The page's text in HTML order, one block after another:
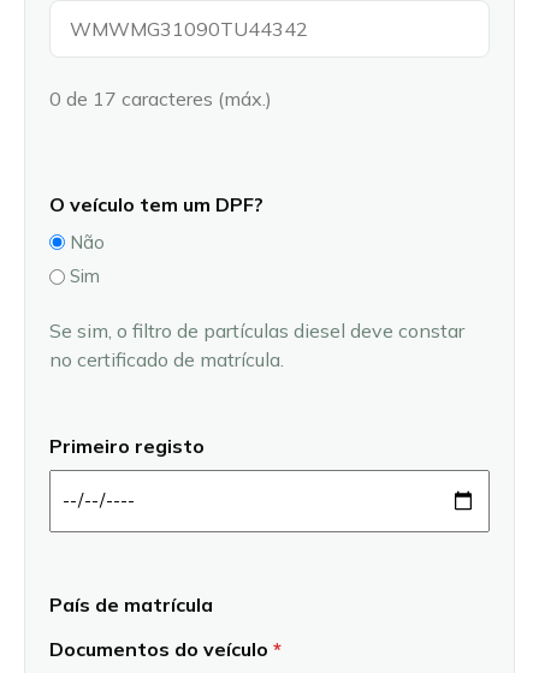
0 de 17 caracteres (máx.)
O veículo tem um DPF?
Não
Sim
Se sim, o filtro de partículas diesel deve constar
no certificado de matrícula.
Primeiro registo
barra
AAAA
País de matrícula
Documentos do veículo